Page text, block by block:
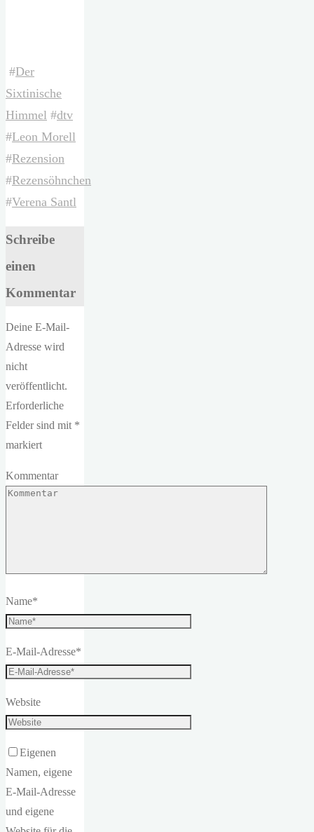
#Der
Sixtinische
Himmel #dtv
#Leon Morell
#Rezension
#Rezensöhnchen
#Verena Santl
Schreibe
einen
Kommentar
Deine E-Mail-
Adresse wird
nicht
veröffentlicht.
Erforderliche
Felder sind mit *
markiert
Kommentar
Name*
E-Mail-Adresse*
Website
Eigenen
Namen, eigene
E-Mail-Adresse
und eigene